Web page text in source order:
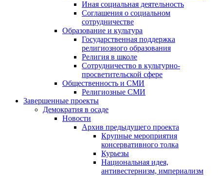
Иная социальная деятельность
Соглашения о социальном
сотрудничестве
Образование и культура
Государственная поддержка
религиозного образования
Религия в школе
Сотрудничество в культурно-
просветительской сфере
Общественность и СМИ
Религиозные СМИ
Завершенные проекты
Демократия в осаде
Новости
Архив предыдущего проекта
Крупные мероприятия
консервативного толка
Курьезы
Национальная идея,
антивестернизм, империализм